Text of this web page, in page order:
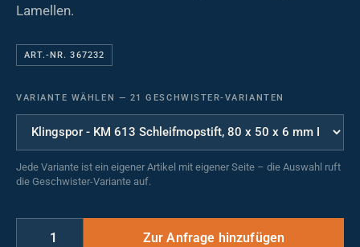
Lamellen.
ART.-NR. 367232
VARIANTE WÄHLEN — 21 GESCHWISTER-VARIANTEN
Jede Variante ist ein eigener Artikel mit eigener Seite – die Auswahl ruft
die Geschwister-Variante auf.